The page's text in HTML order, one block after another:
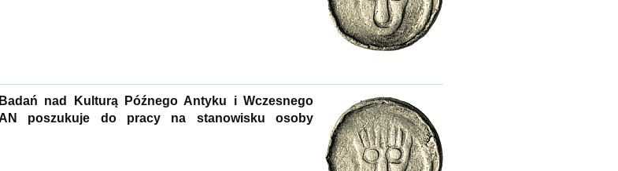
nad Kulturą Późnego Antyku i Wczesnego
poszukuje do pracy na stanowisku osoby